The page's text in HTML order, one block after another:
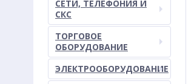
СЕТИ, ТЕЛЕФОНИЯ И
СКС
ТОРГОВОЕ
ОБОРУДОВАНИЕ
ЭЛЕКТРООБОРУДОВАНИЕ